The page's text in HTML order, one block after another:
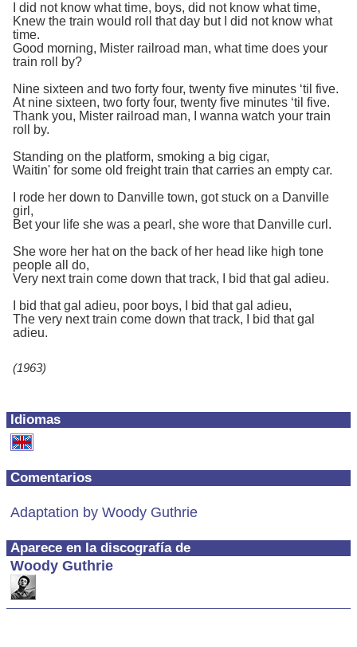
Idiomas
Comentarios
Adaptation by Woody Guthrie
Aparece en la discografía de
Woody Guthrie
I did not know what time, boys, did not know what time,
Knew the train would roll that day but I did not know what
time.
Good morning, Mister railroad man, what time does your
train roll by?
Nine sixteen and two forty four, twenty five minutes ‘til five.
At nine sixteen, two forty four, twenty five minutes ‘til five.
Thank you, Mister railroad man, I wanna watch your train
roll by.
Standing on the platform, smoking a big cigar,
Waitin' for some old freight train that carries an empty car.
I rode her down to Danville town, got stuck on a Danville
girl,
Bet your life she was a pearl, she wore that Danville curl.
She wore her hat on the back of her head like high tone
people all do,
Very next train come down that track, I bid that gal adieu.
I bid that gal adieu, poor boys, I bid that gal adieu,
The very next train come down that track, I bid that gal
adieu.
(1963)